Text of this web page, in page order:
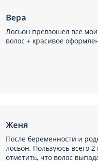
Вера
Лосьон превзошел все
волос + красивое
Женя
После беременности и
лосьон. Пользуюсь всего
отметить, что волос